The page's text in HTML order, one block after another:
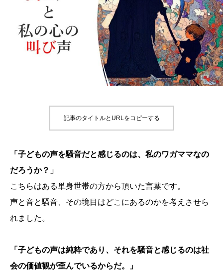
記事のタイトルとURLをコピーする
「子どもの声を騒音だと感じるのは、私のワガママなの
だろうか？」
こちらはある単身世帯の方から頂いた言葉です。
声と音と騒音、その境目はどこにあるのかを考えさせら
れました。
「子どもの声は純粋であり、それを騒音と感じるのは社
会の価値観が歪んでいるからだ。」